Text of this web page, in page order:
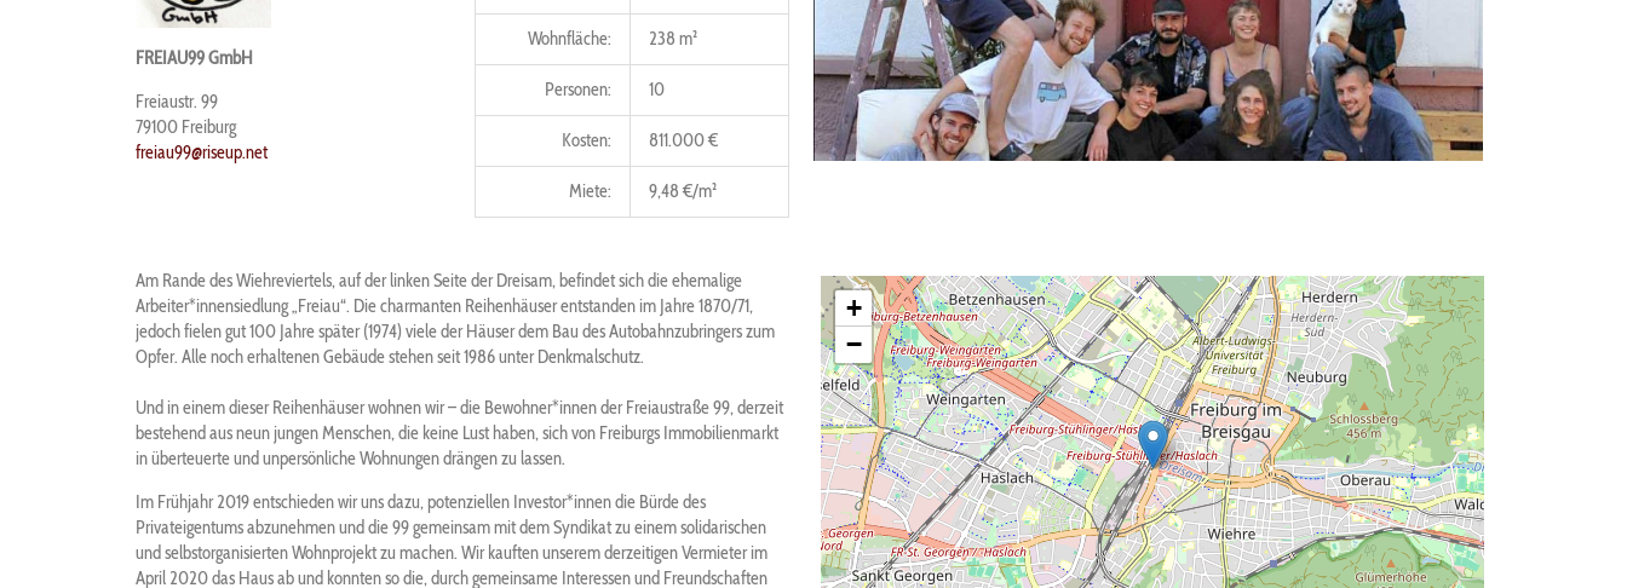
FREIAU99 GmbH
Freiaustr. 99
79100 Freiburg
freiau99@riseup.net
Wohnfläche: 238 m²
Personen: 10
Kosten: 811.000 €
Miete: 9,48 €/m²
Am Rande des Wiehreviertels, auf der linken Seite der Dreisam, befindet sich die ehemalige
Arbeiter*innensiedlung „Freiau“. Die charmanten Reihenhäuser entstanden im Jahre 1870/71,
jedoch fielen gut 100 Jahre später (1974) viele der Häuser dem Bau des Autobahnzubringers zum
Opfer. Alle noch erhaltenen Gebäude stehen seit 1986 unter Denkmalschutz.
Und in einem dieser Reihenhäuser wohnen wir – die Bewohner*innen der Freiaustraße 99, derzeit
bestehend aus neun jungen Menschen, die keine Lust haben, sich von Freiburgs Immobilienmarkt
in überteuerte und unpersönliche Wohnungen drängen zu lassen.
Im Frühjahr 2019 entschieden wir uns dazu, potenziellen Investor*innen die Bürde des
Privateigentums abzunehmen und die 99 gemeinsam mit dem Syndikat zu einem solidarischen
und selbstorganisierten Wohnprojekt zu machen. Wir kauften unserem derzeitigen Vermieter im
April 2020 das Haus ab und konnten so die, durch gemeinsame Interessen und Freundschaften
+
−